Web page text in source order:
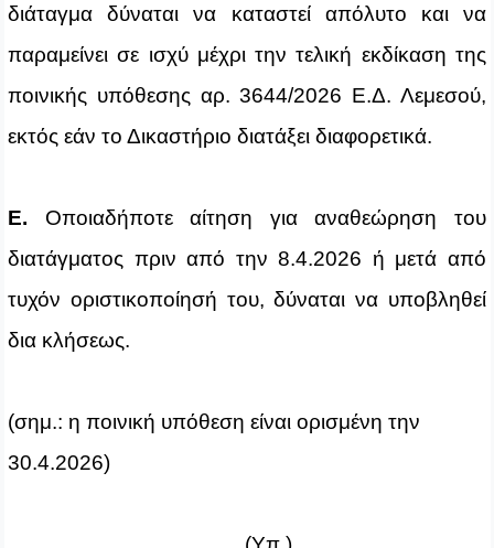
διάταγμα δύναται να καταστεί απόλυτο και να
παραμείνει σε ισχύ μέχρι την τελική εκδίκαση της
ποινικής υπόθεσης αρ. 3644/2026 Ε.Δ. Λεμεσού,
εκτός εάν το Δικαστήριο διατάξει διαφορετικά.
Ε. Οποιαδήποτε αίτηση για αναθεώρηση του
διατάγματος πριν από την 8.4.2026 ή μετά από
τυχόν οριστικοποίησή του, δύναται να υποβληθεί
δια κλήσεως.
(σημ.: η ποινική υπόθεση είναι ορισμένη την
30.4.2026)